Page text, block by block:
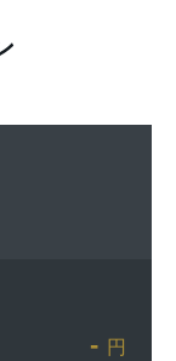
- 円